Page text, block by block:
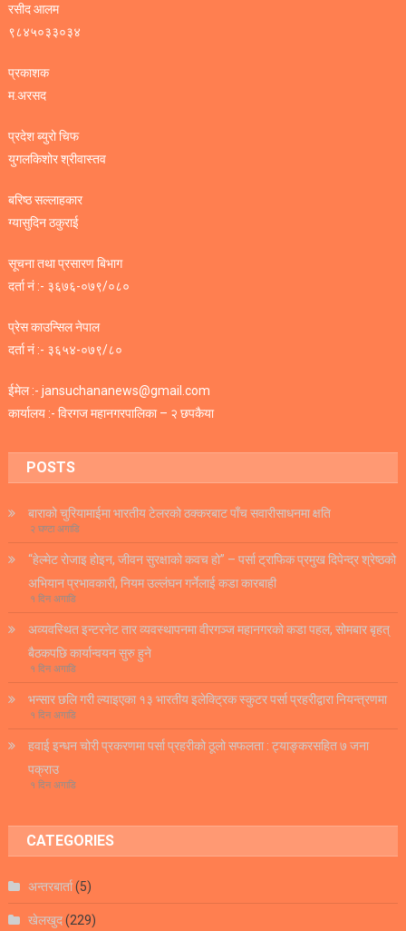
रसीद आलम
९८४५०३३०३४
प्रकाशक
म.अरसद
प्रदेश ब्युरो चिफ
युगलकिशोर श्रीवास्तव
बरिष्ठ सल्लाहकार
ग्यासुदिन ठकुराई
सूचना तथा प्रसारण बिभाग
दर्ता नं :- ३६७६-०७९/०८०
प्रेस काउन्सिल नेपाल
दर्ता नं :- ३६५४-०७९/८०
ईमेल :- jansuchananews@gmail.com
कार्यालय :- विरगज महानगरपालिका – २ छपकैया
POSTS
बाराको चुरियामाईमा भारतीय टेलरको ठक्करबाट पाँच सवारीसाधनमा क्षति
२ घण्टा अगाडि
“हेल्मेट रोजाइ होइन, जीवन सुरक्षाको कवच हो” – पर्सा ट्राफिक प्रमुख दिपेन्द्र श्रेष्ठको
अभियान प्रभावकारी, नियम उल्लंघन गर्नेलाई कडा कारबाही
१ दिन अगाडि
अव्यवस्थित इन्टरनेट तार व्यवस्थापनमा वीरगञ्ज महानगरको कडा पहल, सोमबार बृहत्
बैठकपछि कार्यान्वयन सुरु हुने
१ दिन अगाडि
भन्सार छलि गरी ल्याइएका १३ भारतीय इलेक्ट्रिक स्कुटर पर्सा प्रहरीद्वारा नियन्त्रणमा
१ दिन अगाडि
हवाई इन्धन चोरी प्रकरणमा पर्सा प्रहरीको ठूलो सफलता : ट्याङ्करसहित ७ जना
पक्राउ
१ दिन अगाडि
CATEGORIES
अन्तरबार्ता(5)
खेलखुद(229)